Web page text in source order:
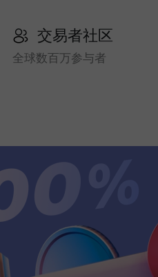
交易者社区
全球数百万参与者